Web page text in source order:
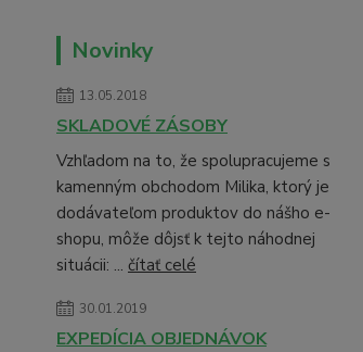
Novinky
13.05.2018
SKLADOVÉ ZÁSOBY
Vzhľadom na to, že spolupracujeme s
kamenným obchodom Milika, ktorý je
dodávateľom produktov do nášho e-
shopu, môže dôjsť k tejto náhodnej
situácii: ... čítať celé
30.01.2019
EXPEDÍCIA OBJEDNÁVOK